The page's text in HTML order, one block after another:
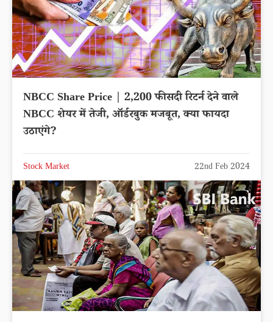
NBCC Share Price | 2,200 फीसदी रिटर्न देने वाले
NBCC शेयर में तेजी, ऑर्डरबुक मजबूत, क्या फायदा
उठाएंगे?
Stock Market 22nd Feb 2024